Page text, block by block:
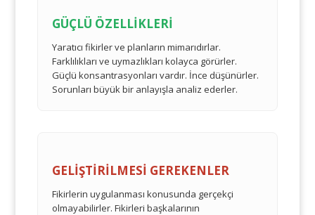
GÜÇLÜ ÖZELLİKLERİ
Yaratıcı fikirler ve planların mimarıdırlar.
Farklılıkları ve uymazlıkları kolayca görürler.
Güçlü konsantrasyonları vardır. İnce düşünürler.
Sorunları büyük bir anlayışla analiz ederler.
GELİŞTİRİLMESİ GEREKENLER
Fikirlerin uygulanması konusunda gerçekçi
olmayabilirler. Fikirleri başkalarının